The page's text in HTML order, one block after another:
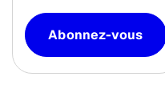
Abonnez-vous